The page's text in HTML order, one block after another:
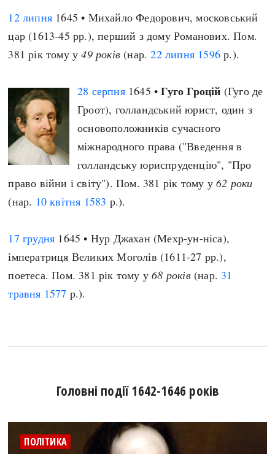
12 липня 1645 • Михайло Федорович, московський
цар (1613-45 рр.), перший з дому Романових. Пом.
381 рік тому у49 років (нар.22 липня 1596 р.).
28 серпня1645 •Гуго Гроцій (Гуго де
Гроот), голландський юрист, один з
основоположників сучасного
міжнародного права ("Введення в
голландську юриспруденцію", "Про
право війни і світу"). Пом. 381 рік тому у62 роки
(нар. 10 квітня 1583 р.).
17 грудня 1645 • Нур Джахан (Мехр-ун-ніса),
імператриця Великих Моголів (1611-27 рр.),
поетеса. Пом. 381 рік тому у68 років(нар. 31
травня 1577 р.).
Головні події 1642-1646 років
ПОЛІТИКА